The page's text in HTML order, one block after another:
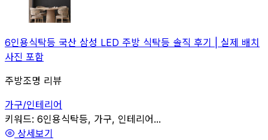
6인용식탁등 국산 삼성 LED 주방 식탁등 솔직 후기 | 실제 배치
사진 포함
주방조명 리뷰
가구/인테리어
관련
키워드: 6인용식탁등, 가구, 인테리어...
상세보기